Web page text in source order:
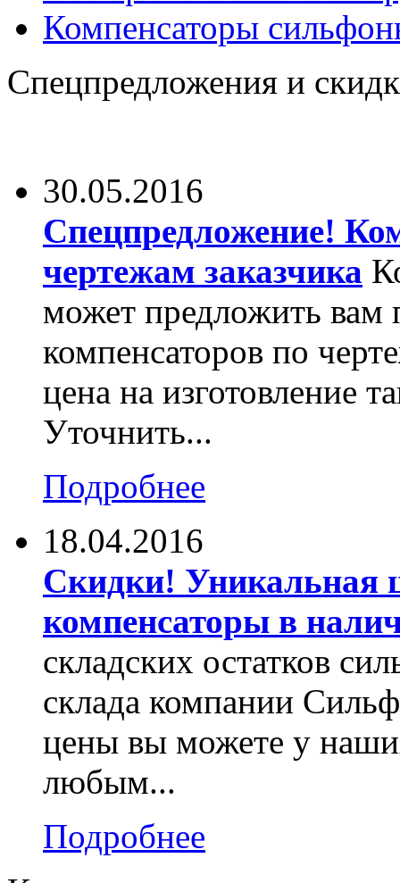
Компенсаторы
Спецпредложения и
30.05.2016
Спецпредложение!
чертежам заказчика
может предложить вам
компенсаторов по
цена на изготовление
Уточнить...
Подробнее
18.04.2016
Скидки! Уникальная
компенсаторы в
складских остатков
склада компании
цены вы можете у
любым...
Подробнее